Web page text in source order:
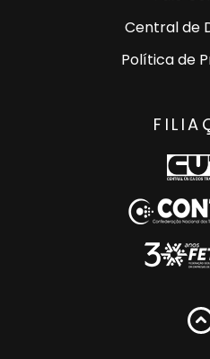
Central de
Política de